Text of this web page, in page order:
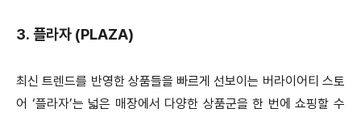
3. 플라자 (PLAZA)
최신 트렌드를 반영한 상품들을 빠르게 선보이는 버라이어티 스토
어 ‘플라자’는 넓은 매장에서 다양한 상품군을 한 번에 쇼핑할 수